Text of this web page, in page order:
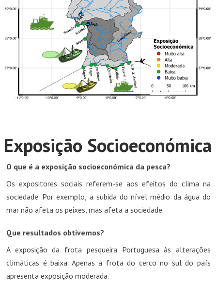
Exposição Socioeconómica
O que é a exposição socioeconómica da pesca?
Os expositores sociais referem-se aos efeitos do clima na
sociedade. Por exemplo, a subida do nível médio da água do
mar não afeta os peixes, mas afeta a sociedade.
Que resultados obtivemos?
A exposição da frota pesqueira Portuguesa às alterações
climáticas é baixa. Apenas a frota do cerco no sul do país
apresenta exposição moderada.